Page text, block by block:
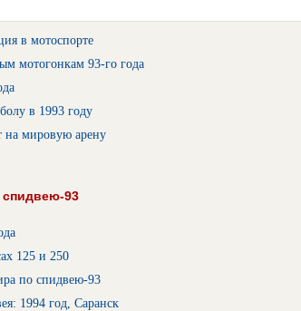
в мотоспорте
мотогонкам 93-го года
в 1993 году
на мировую арену
93
125 и 250
по спидвею-93
1994 год, Саранск